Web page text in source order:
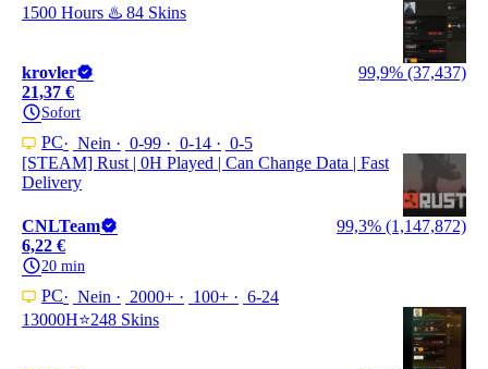
1500 Hours ♨️ 84 Skins
krovler
99,9% (37,437)
21,37 €
Sofort
PC Nein 0-99 0-14
0-5
[STEAM] Rust | 0H Played | Can Change Data | Fast
Delivery
CNLTeam
99,3% (1,147,872)
6,22 €
20 min
PC Nein 2000+ 100+
6-24
13000H⭐248 Skins